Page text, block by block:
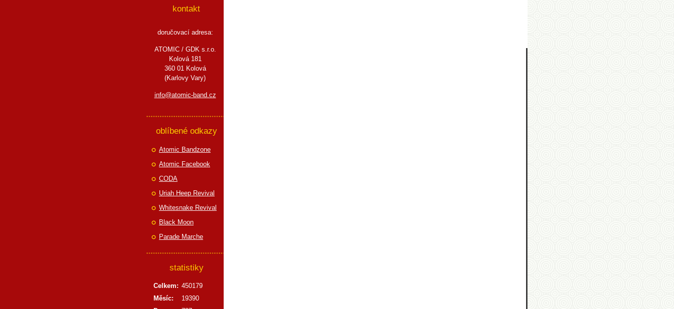
kontakt
doručovací adresa:
ATOMIC / GDK s.r.o.
Kolová 181
360 01 Kolová
(Karlovy Vary)
info@atomic-band.cz
oblíbené odkazy
Atomic Bandzone
Atomic Facebook
CODA
Uriah Heep Revival
Whitesnake Revival
Black Moon
Parade Marche
statistiky
Celkem: 450179
Měsíc:
19390